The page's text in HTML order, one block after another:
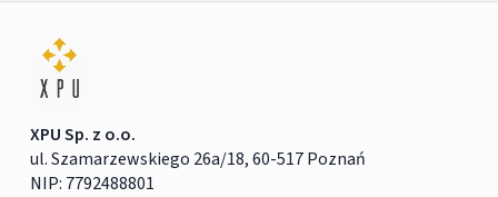
XPU Sp. z o.o.
ul. Szamarzewskiego 26a/18, 60-517 Poznań
NIP: 7792488801